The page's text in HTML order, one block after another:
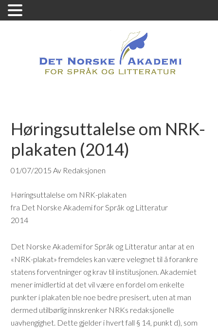
Høringsuttalelse om NRK-
plakaten (2014)
01/07/2015 Av Redaksjonen
Høringsuttalelse om NRK-plakaten
fra Det Norske Akademi for Språk og Litteratur
2014
Det Norske Akademi for Språk og Litteratur antar at en
«NRK-plakat» fremdeles kan være velegnet til å forankre
statens forventninger og krav til institusjonen. Akademiet
mener imidlertid at det vil være en fordel om enkelte
punkter i plakaten ble noe bedre presisert, uten at man
dermed utilbørlig innskrenker NRKs redaksjonelle
uavhengighet. Dette gjelder i hvert fall § 14, punkt d), som